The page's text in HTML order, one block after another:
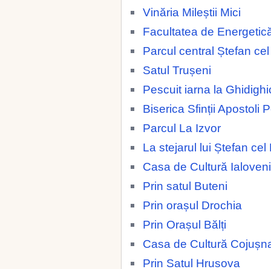
Vinăria Mileștii Mici
Facultatea de
Parcul central Ștefan
Satul Trușeni
Pescuit iarna la
Biserica Sfinții Apostoli
Parcul La Izvor
La stejarul lui Ștefan cel
Casa de Cultură Ialoveni
Prin satul Buteni
Prin orașul Drochia
Prin Orașul Bălți
Casa de Cultură
Prin Satul Hrusova